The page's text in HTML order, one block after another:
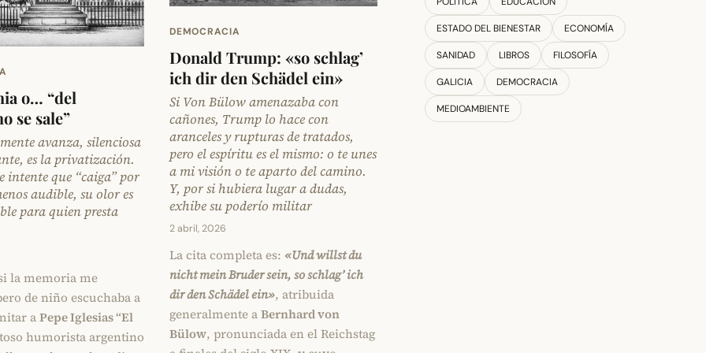
o… “del
se sale”
avanza, silenciosa
es la privatización.
intente que “caiga” por
audible, su olor es
para quien presta
la memoria me
de niño escuchaba a
aPepe Iglesias “El
humorista argentino
DEMOCRACIA
Donald Trump: «so schlag’
ich dir den Schädel ein»
Si Von Bülow amenazaba con
cañones, Trump lo hace con
aranceles y rupturas de tratados,
pero el espíritu es el mismo: o te unes
a mi visión o te aparto del camino.
Y, por si hubiera lugar a dudas,
exhibe su poderío militar
2 abril, 2026
La cita completa es: «Und willst du
nicht mein Bruder sein, so schlag’ ich
dir den Schädel ein», atribuida
generalmente aBernhard von
Bülow, pronunciada en el Reichstag
ESTADO DEL BIENESTAR ECONOMÍA
SANIDAD LIBROS FILOSOFÍA
GALICIA DEMOCRACIA
MEDIOAMBIENTE